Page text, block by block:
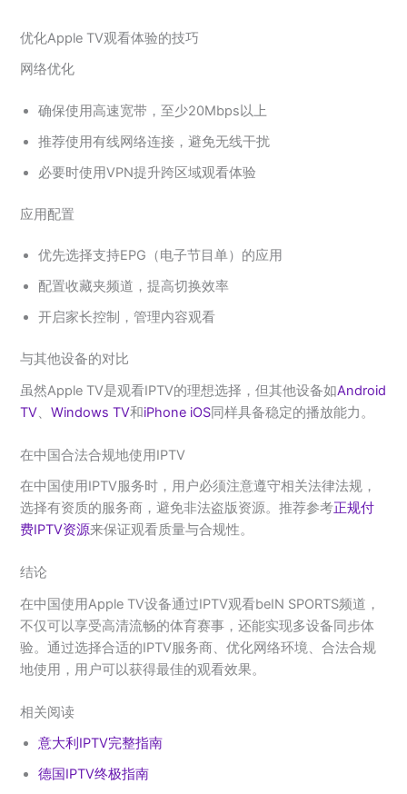
优化Apple TV观看体验的技巧
网络优化
确保使用高速宽带，至少20Mbps以上
推荐使用有线网络连接，避免无线干扰
必要时使用VPN提升跨区域观看体验
应用配置
优先选择支持EPG（电子节目单）的应用
配置收藏夹频道，提高切换效率
开启家长控制，管理内容观看
与其他设备的对比
虽然Apple TV是观看IPTV的理想选择，但其他设备如Android
TV 、Windows TV和iPhone iOS同样具备稳定的播放能力。
在中国合法合规地使用IPTV
在中国使用IPTV服务时，用户必须注意遵守相关法律法规，
选择有资质的服务商，避免非法盗版资源。推荐参考正规付
费IPTV资源来保证观看质量与合规性。
结论
在中国使用Apple TV设备通过IPTV观看beIN SPORTS频道，
不仅可以享受高清流畅的体育赛事，还能实现多设备同步体
验。通过选择合适的IPTV服务商、优化网络环境、合法合规
地使用，用户可以获得最佳的观看效果。
相关阅读
意大利IPTV完整指南
德国IPTV终极指南